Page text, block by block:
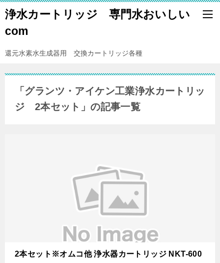
浄水カートリッジ 専門水おいしい
com
還元水素水生成器用 交換カートリッジ各種
「グランツ・アイケン工業浄水カートリッ
ジ 2本セット」の記事一覧
2本セット※オムコ他 浄水器カートリッジ NKT-600